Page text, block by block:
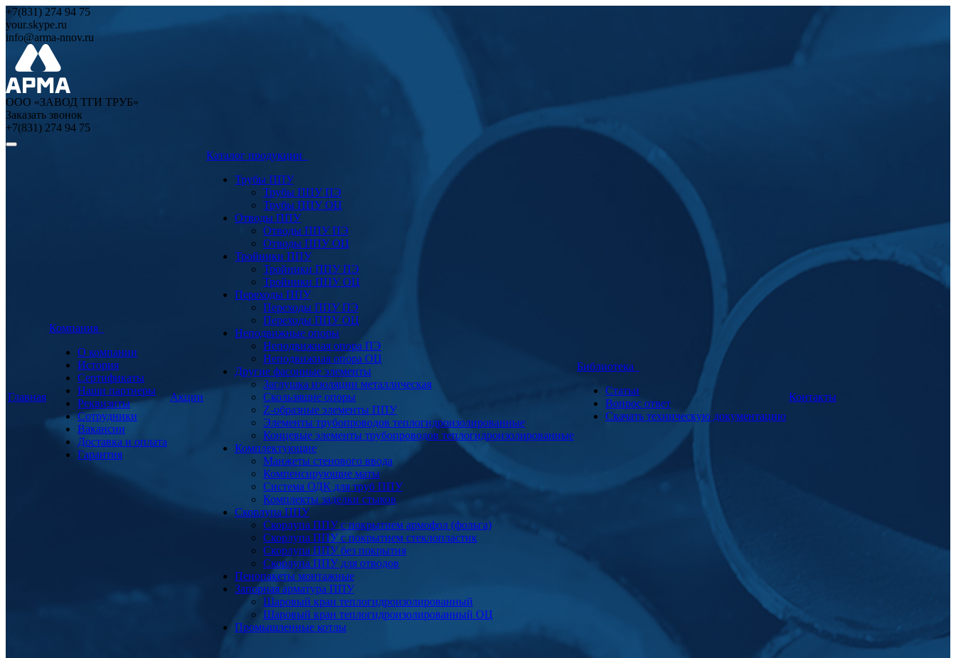
+7(831) 274 94 75
your.skype.ru
info@arma-nnov.ru
ООО «ЗАВОД ТГИ ТРУБ»
Заказать звонок
+7(831) 274 94 75
Главная
Компания
О компании
История
Сертификаты
Наши партнеры
Реквизиты
Сотрудники
Вакансии
Доставка и оплата
Гарантия
Акции
Каталог продукции
Трубы ППУ
Трубы ППУ ПЭ
Трубы ППУ ОЦ
Отводы ППУ
Отводы ППУ ПЭ
Отводы ППУ ОЦ
Тройники ППУ
Тройники ППУ ПЭ
Тройники ППУ ОЦ
Переходы ППУ
Переходы ППУ ПЭ
Переходы ППУ ОЦ
Неподвижные опоры
Неподвижная опора ПЭ
Неподвижная опора ОЦ
Другие фасонные элементы
Заглушка изоляции металлическая
Скользящие опоры
Z-образные элементы ППУ
Элементы трубопроводов теплогидроизолированные
Концевые элементы трубопроводов теплогидроизолированные
Комплектующие
Манжеты стенового ввода
Компенсирующие маты
Система ОДК для труб ППУ
Комплекты заделки стыков
Скорлупа ППУ
Скорлупа ППУ с покрытием армофол (фольга)
Скорлупа ППУ с покрытием стеклопластик
Скорлупа ППУ без покрытия
Скорлупа ППУ для отводов
Пенопакеты монтажные
Запорная арматура ППУ
Шаровый кран теплогидроизолированный
Шаровый кран теплогидроизолированный ОЦ
Промышленные котлы
Библиотека
Статьи
Вопрос ответ
Скачать техническую документацию
Контакты